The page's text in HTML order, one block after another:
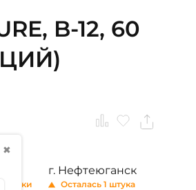
B-12, 60
✖
штуки
г. Нефтеюганск
Осталась 1 штука